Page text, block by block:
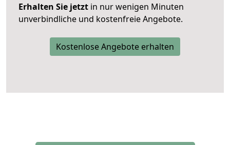
Erhalten Sie jetzt in nur wenigen Minuten
unverbindliche und kostenfreie Angebote.
Kostenlose Angebote erhalten